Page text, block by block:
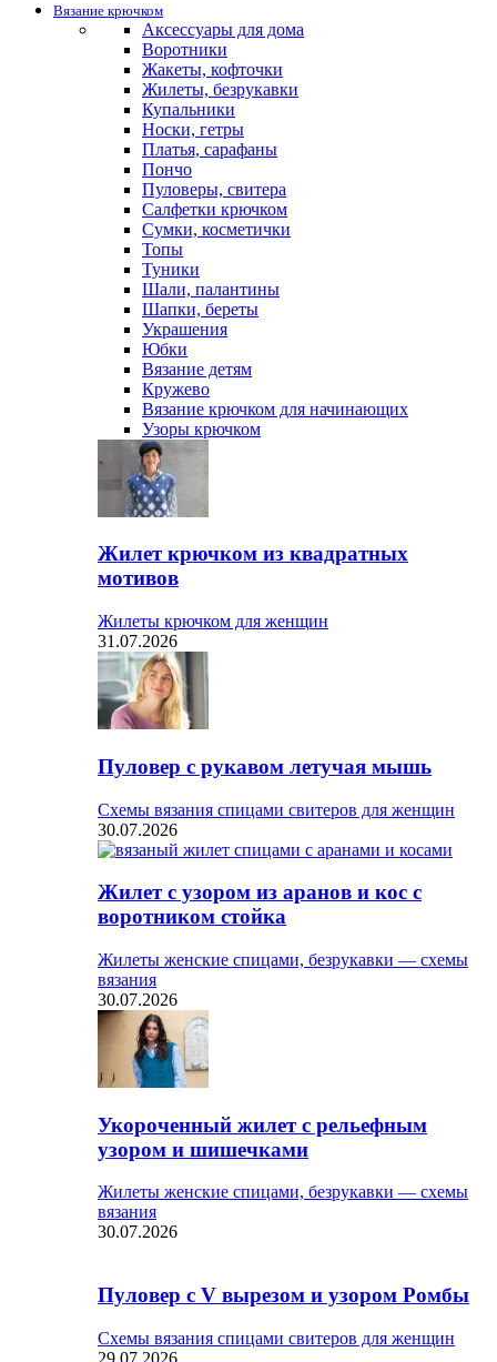
Вязание крючком
Аксессуары для дома
Воротники
Жакеты, кофточки
Жилеты, безрукавки
Купальники
Носки, гетры
Платья, сарафаны
Пончо
Пуловеры, свитера
Салфетки крючком
Сумки, косметички
Топы
Туники
Шали, палантины
Шапки, береты
Украшения
Юбки
Вязание детям
Кружево
Вязание крючком для начинающих
Узоры крючком
Жилет крючком из квадратных
мотивов
Жилеты крючком для женщин
31.07.2026
Пуловер с рукавом летучая мышь
Схемы вязания спицами свитеров для женщин
30.07.2026
Жилет с узором из аранов и кос с
воротником стойка
Жилеты женские спицами, безрукавки — схемы
вязания
30.07.2026
Укороченный жилет с рельефным
узором и шишечками
Жилеты женские спицами, безрукавки — схемы
вязания
30.07.2026
Пуловер с V вырезом и узором Ромбы
Схемы вязания спицами свитеров для женщин
29.07.2026